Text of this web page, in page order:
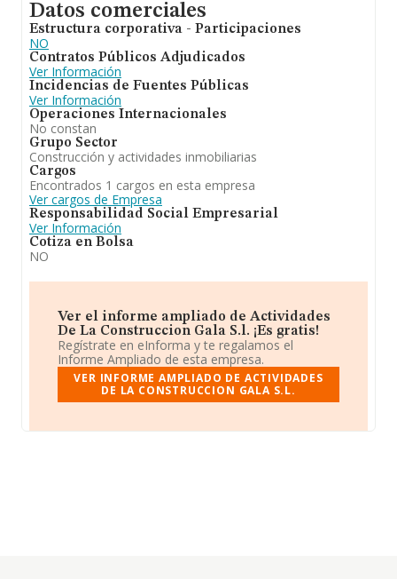
Datos comerciales
Estructura corporativa - Participaciones
NO
Contratos Públicos Adjudicados
Ver Información
Incidencias de Fuentes Públicas
Ver Información
Operaciones Internacionales
No constan
Grupo Sector
Construcción y actividades inmobiliarias
Cargos
Encontrados 1 cargos en esta empresa
Ver cargos de Empresa
Responsabilidad Social Empresarial
Ver Información
Cotiza en Bolsa
NO
Ver el informe ampliado de Actividades
De La Construccion Gala S.l. ¡Es gratis!
Regístrate en eInforma y te regalamos el
Informe Ampliado de esta empresa.
VER INFORME AMPLIADO DE ACTIVIDADES
DE LA CONSTRUCCION GALA S.L.